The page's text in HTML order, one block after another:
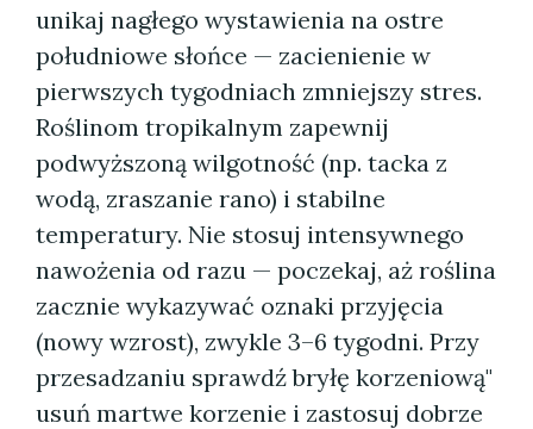
unikaj nagłego wystawienia na ostre
południowe słońce — zacienienie w
pierwszych tygodniach zmniejszy stres.
Roślinom tropikalnym zapewnij
podwyższoną wilgotność (np. tacka z
wodą, zraszanie rano) i stabilne
temperatury. Nie stosuj intensywnego
nawożenia od razu — poczekaj, aż roślina
zacznie wykazywać oznaki przyjęcia
(nowy wzrost), zwykle 3–6 tygodni. Przy
przesadzaniu sprawdź bryłę korzeniową"
usuń martwe korzenie i zastosuj dobrze